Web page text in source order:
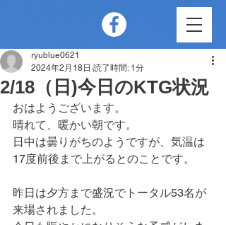
2/18（日)今日のKTG状況
ryublue0621
2024年2月18日 読了時間: 1分
おはようございます。
晴れて、暖かい朝です。
日中は曇りがちのようですが、気温は
17度前後まで上がるとのことです。
昨日は夕方まで盛況でトータル53名が
来場されました。